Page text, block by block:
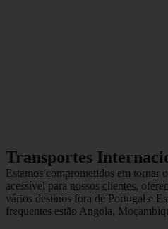
Transportes
Estamos comprometidos em tornar
acessível para nossos clientes,
vários destinos fora de Portugal e
frequentes estão Angola,